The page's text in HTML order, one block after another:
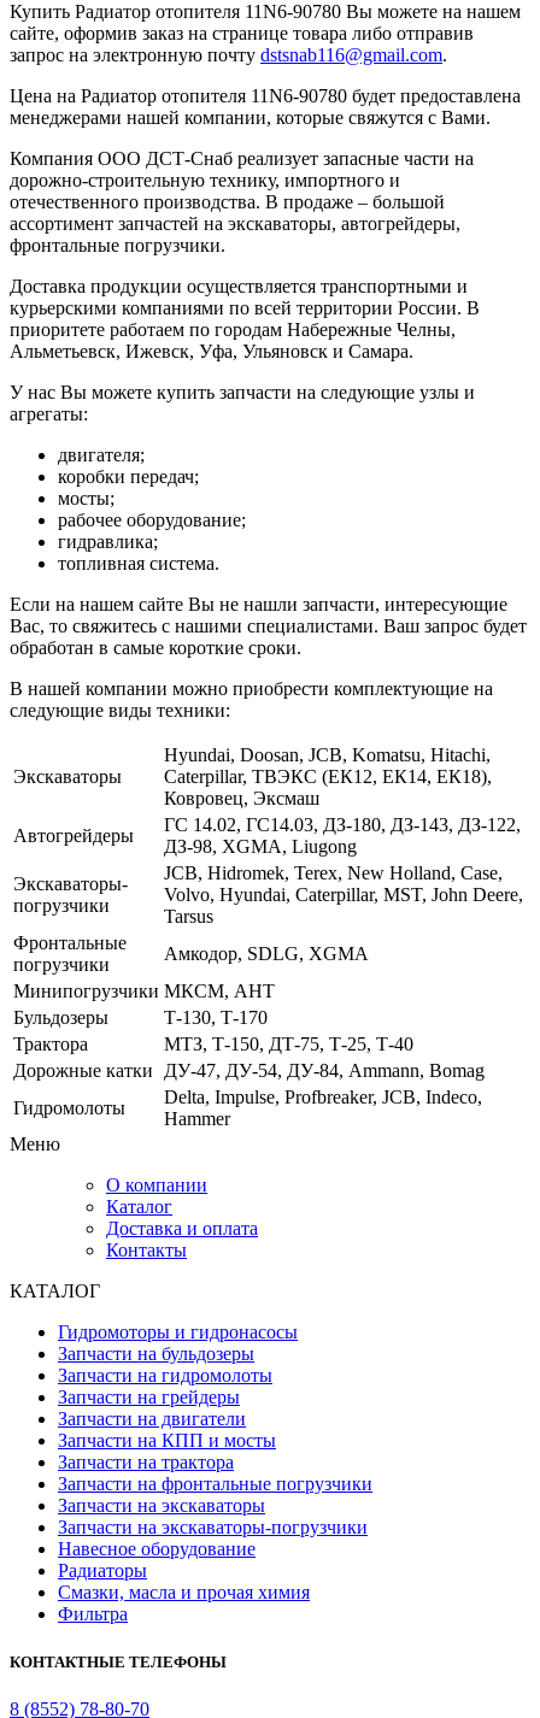
Купить Радиатор отопителя 11N6-90780 Вы можете на нашем
сайте, оформив заказ на странице товара либо отправив
запрос на электронную почту dstsnab116@gmail.com.
Цена на Радиатор отопителя 11N6-90780 будет предоставлена
менеджерами нашей компании, которые свяжутся с Вами.
Компания ООО ДСТ-Снаб реализует запасные части на
дорожно-строительную технику, импортного и
отечественного производства. В продаже – большой
ассортимент запчастей на экскаваторы, автогрейдеры,
фронтальные погрузчики.
Доставка продукции осуществляется транспортными и
курьерскими компаниями по всей территории России. В
приоритете работаем по городам Набережные Челны,
Альметьевск, Ижевск, Уфа, Ульяновск и Самара.
У нас Вы можете купить запчасти на следующие узлы и
агрегаты:
двигателя;
коробки передач;
мосты;
рабочее оборудование;
гидравлика;
топливная система.
Если на нашем сайте Вы не нашли запчасти, интересующие
Вас, то свяжитесь с нашими специалистами. Ваш запрос будет
обработан в самые короткие сроки.
В нашей компании можно приобрести комплектующие на
следующие виды техники:
Экскаваторы
Hyundai, Doosan, JCB, Komatsu, Hitachi,
Caterpillar, ТВЭКС (ЕК12, ЕК14, ЕК18),
Ковровец, Эксмаш
Автогрейдеры
ГС 14.02, ГС14.03, ДЗ-180, ДЗ-143, ДЗ-122,
ДЗ-98, XGMA, Liugong
Экскаваторы-
погрузчики
JCB, Hidromek, Terex, New Holland, Case,
Volvo, Hyundai, Caterpillar, MST, John Deere,
Tarsus
Фронтальные
погрузчики
Амкодор, SDLG, XGMA
Минипогрузчики МКСМ, АНТ
Бульдозеры
Т-130, Т-170
Трактора
МТЗ, Т-150, ДТ-75, Т-25, Т-40
Дорожные катки
ДУ-47, ДУ-54, ДУ-84, Ammann, Bomag
Гидромолоты
Delta, Impulse, Profbreaker, JCB, Indeco,
Hammer
Меню
О компании
Каталог
Доставка и оплата
Контакты
КАТАЛОГ
Гидромоторы и гидронасосы
Запчасти на бульдозеры
Запчасти на гидромолоты
Запчасти на грейдеры
Запчасти на двигатели
Запчасти на КПП и мосты
Запчасти на трактора
Запчасти на фронтальные погрузчики
Запчасти на экскаваторы
Запчасти на экскаваторы-погрузчики
Навесное оборудование
Радиаторы
Смазки, масла и прочая химия
Фильтра
КОНТАКТНЫЕ ТЕЛЕФОНЫ
8 (8552) 78-80-70